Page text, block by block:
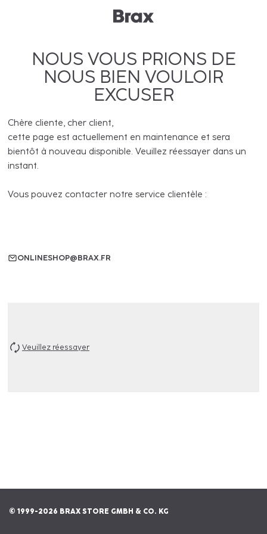
NOUS VOUS PRIONS DE
NOUS BIEN VOULOIR
EXCUSER
Chère cliente, cher client,
cette page est actuellement en maintenance et sera
bientôt à nouveau disponible. Veuillez réessayer dans un
instant.
Vous pouvez contacter notre service clientèle :
ONLINESHOP@BRAX.FR
Veuillez réessayer
© 1999-2026 BRAX STORE GMBH & CO. KG